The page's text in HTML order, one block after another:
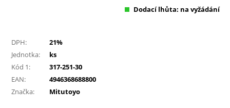
Dodací lhůta: na vyžádání
DPH:
21%
Jednotka:
ks
Kód 1:
317-251-30
EAN:
4946368688800
Značka:
Mitutoyo